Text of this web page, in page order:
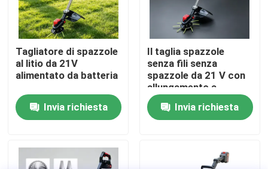
Contattaci
Chiedi un preventivo
motosega elettrica
Tagliatore di spazzole
al litio da 21V
alimentato da batteria
Invia richiesta
Il taglia spazzole
senza fili senza
spazzole da 21 V con
allungamento a
manico D consente di
guidare con una sola
mano, facilitando le
Invia richiesta